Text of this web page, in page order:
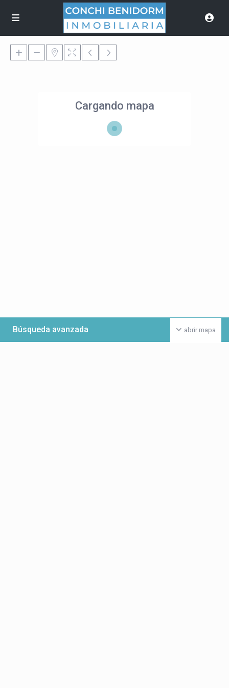
Cargando mapa
abrir mapa
Búsqueda avanzada